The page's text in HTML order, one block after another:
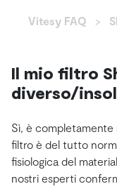
Vitesy FAQ
Il mio filtro
diverso/
Sì, è completamente
filtro è del tutto
fisiologica del
nostri esperti